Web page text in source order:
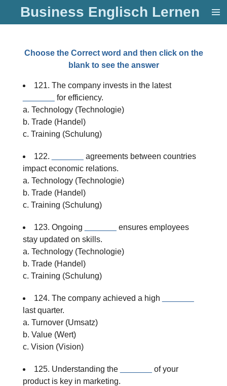
Hauptinhalt
Business Englisch Lernen
Choose the Correct word and then click on the
blank to see the answer
121. The company invests in the latest
for efficiency.
a. Technology (Technologie)
b. Trade (Handel)
c. Training (Schulung)
122.
agreements between countries
impact economic relations.
a. Technology (Technologie)
b. Trade (Handel)
c. Training (Schulung)
123. Ongoing
ensures employees
stay updated on skills.
a. Technology (Technologie)
b. Trade (Handel)
c. Training (Schulung)
124. The company achieved a high
last quarter.
a. Turnover (Umsatz)
b. Value (Wert)
c. Vision (Vision)
125. Understanding the
of your
product is key in marketing.